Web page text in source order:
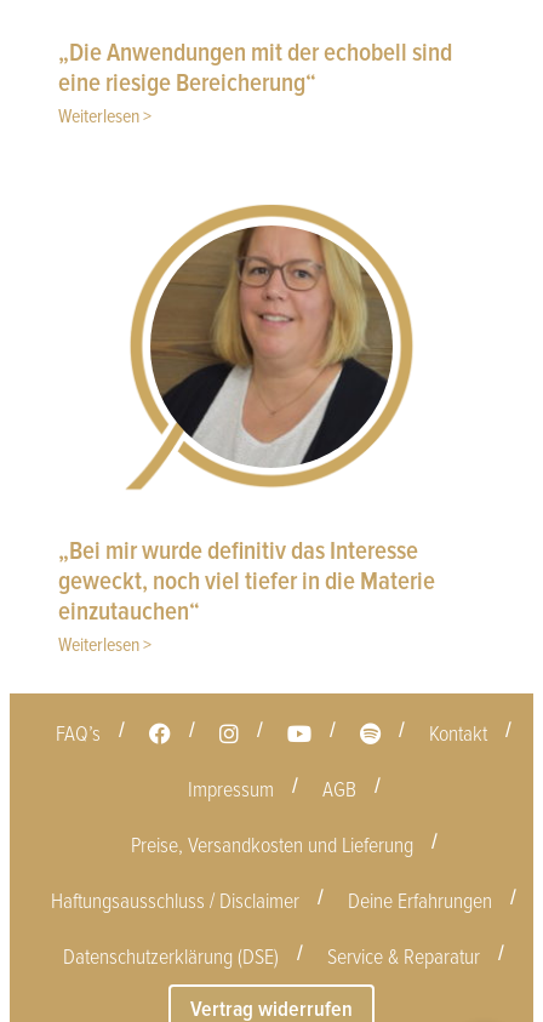
„Die Anwendungen mit der echobell sind
eine riesige Bereicherung“
Weiterlesen >
„Bei mir wurde definitiv das Interesse
geweckt, noch viel tiefer in die Materie
einzutauchen“
Weiterlesen >
FAQ’s Kontakt
Impressum AGB
Preise, Versandkosten und Lieferung
Haftungsausschluss / Disclaimer Deine Erfahrungen
Datenschutzerklärung (DSE)
Service & Reparatur
Vertrag widerrufen